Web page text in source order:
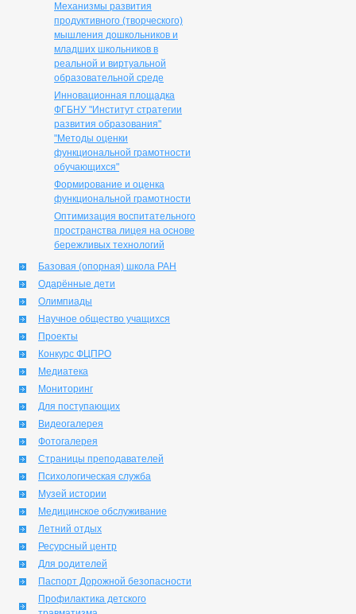
Механизмы развития
продуктивного (творческого)
мышления дошкольников и
младших школьников в
реальной и виртуальной
образовательной среде
Инновационная площадка
ФГБНУ "Институт стратегии
развития образования"
"Методы оценки
функциональной грамотности
обучающихся"
Формирование и оценка
функциональной грамотности
Оптимизация воспитательного
пространства лицея на основе
бережливых технологий
Базовая (опорная) школа РАН
Одарённые дети
Олимпиады
Научное общество учащихся
Проекты
Конкурс ФЦПРО
Медиатека
Мониторинг
Для поступающих
Видеогалерея
Фотогалерея
Страницы преподавателей
Психологическая служба
Музей истории
Медицинское обслуживание
Летний отдых
Ресурсный центр
Для родителей
Паспорт Дорожной безопасности
Профилактика детского